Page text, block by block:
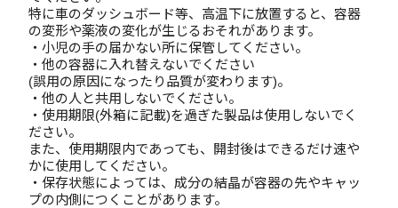
特に車のダッシュボード等、高温下に放置すると、容器
の変形や薬液の変化が生じるおそれがあります。
・小児の手の届かない所に保管してください。
・他の容器に入れ替えないでください
(誤用の原因になったり品質が変わります)。
・他の人と共用しないでください。
・使用期限(外箱に記載)を過ぎた製品は使用しないでく
ださい。
また、使用期限内であっても、開封後はできるだけ速や
かに使用してください。
・保存状態によっては、成分の結晶が容器の先やキャッ
プの内側につくことがあります。